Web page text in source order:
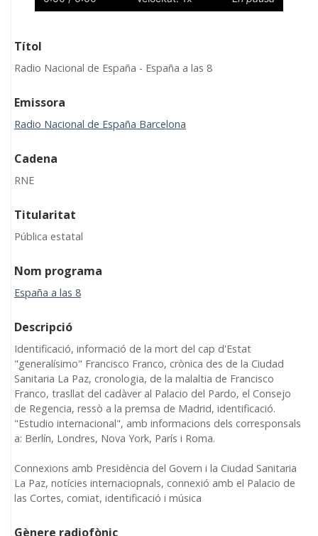
Títol
Radio Nacional de España - España a las 8
Emissora
Radio Nacional de España Barcelona
Cadena
RNE
Titularitat
Pública estatal
Nom programa
España a las 8
Descripció
Identificació, informació de la mort del cap d'Estat
"generalísimo" Francisco Franco, crònica des de la Ciudad
Sanitaria La Paz, cronologia, de la malaltia de Francisco
Franco, trasllat del cadàver al Palacio del Pardo, el Consejo
de Regencia, ressò a la premsa de Madrid, identificació.
"Estudio internacional", amb informacions dels corresponsals
a: Berlín, Londres, Nova York, París i Roma.
Connexions amb Presidència del Govern i la Ciudad Sanitaria
La Paz, notícies internaciopnals, connexió amb el Palacio de
las Cortes, comiat, identificació i música
Gènere radiofònic